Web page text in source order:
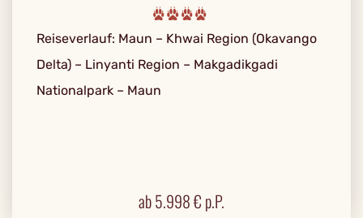
Reiseverlauf: Maun – Khwai Region (Okavango
Delta) – Linyanti Region – Makgadikgadi
Nationalpark – Maun
ab5.998€ p.P.